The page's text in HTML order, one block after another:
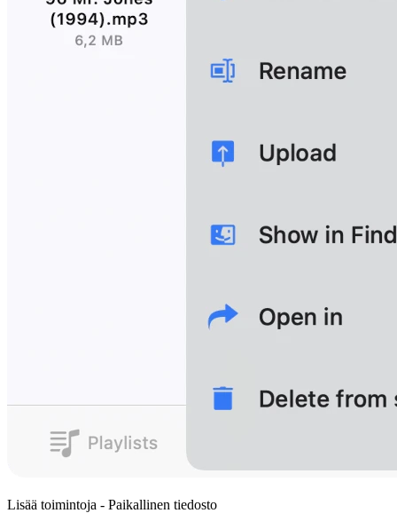
Lisää toimintoja - Paikallinen tiedosto